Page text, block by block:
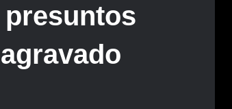
presuntos